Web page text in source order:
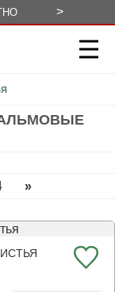
>
»